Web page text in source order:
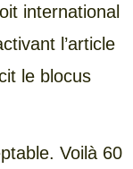
international
l’article
le blocus
Voilà 60